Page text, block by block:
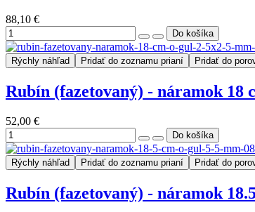
88,10 €
Rýchly náhľad Pridať do zoznamu prianí Pridať do
Rubín (fazetovaný) - náramok 18
52,00 €
Rýchly náhľad Pridať do zoznamu prianí Pridať do
Rubín (fazetovaný) - náramok